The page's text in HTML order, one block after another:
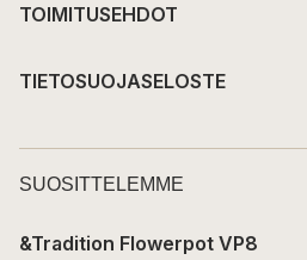
TOIMITUSEHDOT
TIETOSUOJASELOSTE
SUOSITTELEMME
&Tradition Flowerpot VP8